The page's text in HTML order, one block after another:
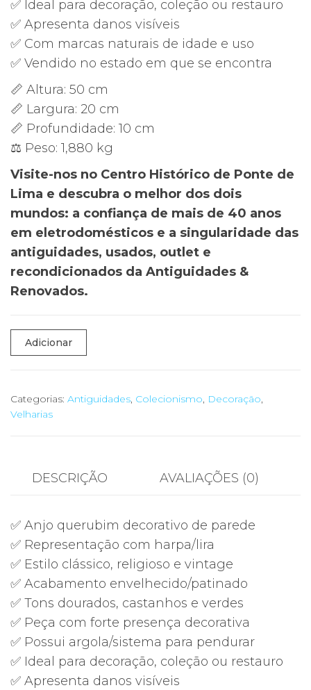
✅ Ideal para decoração, coleção ou restauro
✅ Apresenta danos visíveis
✅ Com marcas naturais de idade e uso
✅ Vendido no estado em que se encontra
📏 Altura: 50 cm
📏 Largura: 20 cm
📏 Profundidade: 10 cm
⚖️ Peso: 1,880 kg
Visite-nos no Centro Histórico de Ponte de
Lima e descubra o melhor dos dois
mundos: a confiança de mais de 40 anos
em eletrodomésticos e a singularidade das
antiguidades, usados, outlet e
recondicionados da Antiguidades &
Renovados.
Quantidade
de
Anjo
Querubim
com
Estilo
Vintage
Adicionar
Categorias: Antiguidades, Colecionismo, Decoração,
Velharias
DESCRIÇÃO AVALIAÇÕES (0)
✅ Anjo querubim decorativo de parede
✅ Representação com harpa/lira
✅ Estilo clássico, religioso e vintage
✅ Acabamento envelhecido/patinado
✅ Tons dourados, castanhos e verdes
✅ Peça com forte presença decorativa
✅ Possui argola/sistema para pendurar
✅ Ideal para decoração, coleção ou restauro
✅ Apresenta danos visíveis